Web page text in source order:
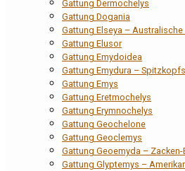
Gattung Dermochelys
Gattung Dogania
Gattung Elseya –
Gattung Elusor
Gattung Emydoidea
Gattung Emydura –
Gattung Emys
Gattung Eretmochelys
Gattung Erymnochelys
Gattung Geochelone
Gattung Geoclemys
Gattung Geoemyda –
Gattung Glyptemys –